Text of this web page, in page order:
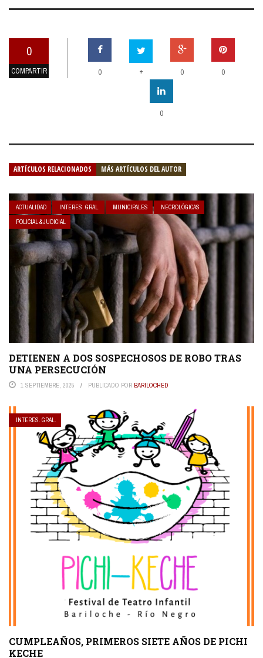
0
COMPARTIR 0 + 0 0
0
ARTÍCULOS RELACIONADOS MÁS ARTÍCULOS DEL AUTOR
ACTUALIDAD INTERES. GRAL. MUNICIPALES
NECROLÓGICAS
POLICIAL & JUDICIAL
DETIENEN A DOS SOSPECHOSOS DE ROBO TRAS
UNA PERSECUCIÓN
1 SEPTIEMBRE, 2025 PUBLICADO POR BARILOCHED
INTERES. GRAL.
CUMPLEAÑOS, PRIMEROS SIETE AÑOS DE PICHI
KECHE